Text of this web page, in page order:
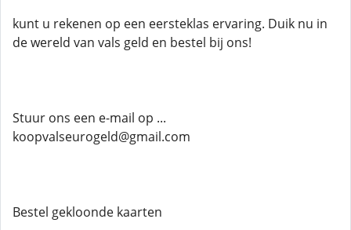
kunt u rekenen op een eersteklas ervaring. Duik nu in
de wereld van vals geld en bestel bij ons!
Stuur ons een e-mail op ...
koopvalseurogeld@gmail.com
Bestel gekloonde kaarten